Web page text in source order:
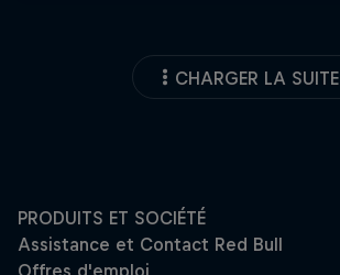
CHARGER LA SUITE